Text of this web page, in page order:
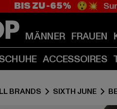
BIS ZU -65% 😲💥
MÄNNER FRAUEN
ACCESSOIRES
BRANDS SIXTH JUNE